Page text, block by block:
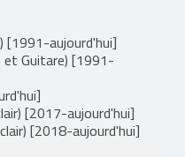
[1991-aujourd'hui]
et Guitare) [1991-
[2017-aujourd'hui]
[2018-aujourd'hui]